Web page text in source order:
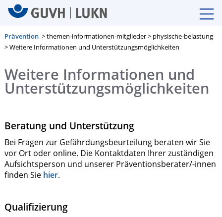
Prävention > themen-informationen-mitglieder > physische-belastung
> Weitere Informationen und Unterstützungsmöglichkeiten
Weitere Informationen und
Unterstützungsmöglichkeiten
Beratung und Unterstützung
Bei Fragen zur Gefährdungsbeurteilung beraten wir Sie
vor Ort oder online. Die Kontaktdaten Ihrer zuständigen
Aufsichtsperson und unserer Präventionsberater/-innen
finden Sie hier.
Qualifizierung